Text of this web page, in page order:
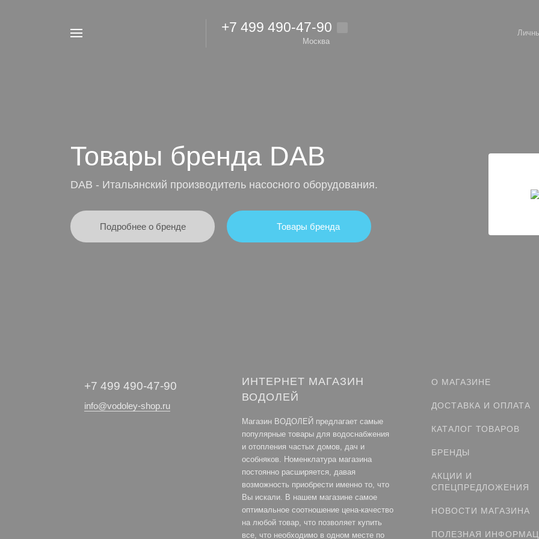
+7 499 490-47-90
Москва
Товары бренда DAB
DAB - Итальянский производитель насосного оборудования.
Подробнее о бренде Товары бренда
+7 499 490-47-90
info@vodoley-shop.ru
ИНТЕРНЕТ МАГАЗИН
ВОДОЛЕЙ
Магазин ВОДОЛЕЙ предлагает самые
популярные товары для водоснабжения
и отопления частых домов, дач и
особняков. Номенклатура магазина
постоянно расширяется, давая
возможность приобрести именно то, что
Вы искали. В нашем магазине самое
оптимальное соотношение цена-качество
на любой товар, что позволяет купить
все, что необходимо в одном месте по
О МАГАЗИНЕ
ДОСТАВКА И ОПЛАТА
КАТАЛОГ ТОВАРОВ
БРЕНДЫ
АКЦИИ И
СПЕЦПРЕДЛОЖЕНИЯ
НОВОСТИ МАГАЗИНА
ПОЛЕЗНАЯ